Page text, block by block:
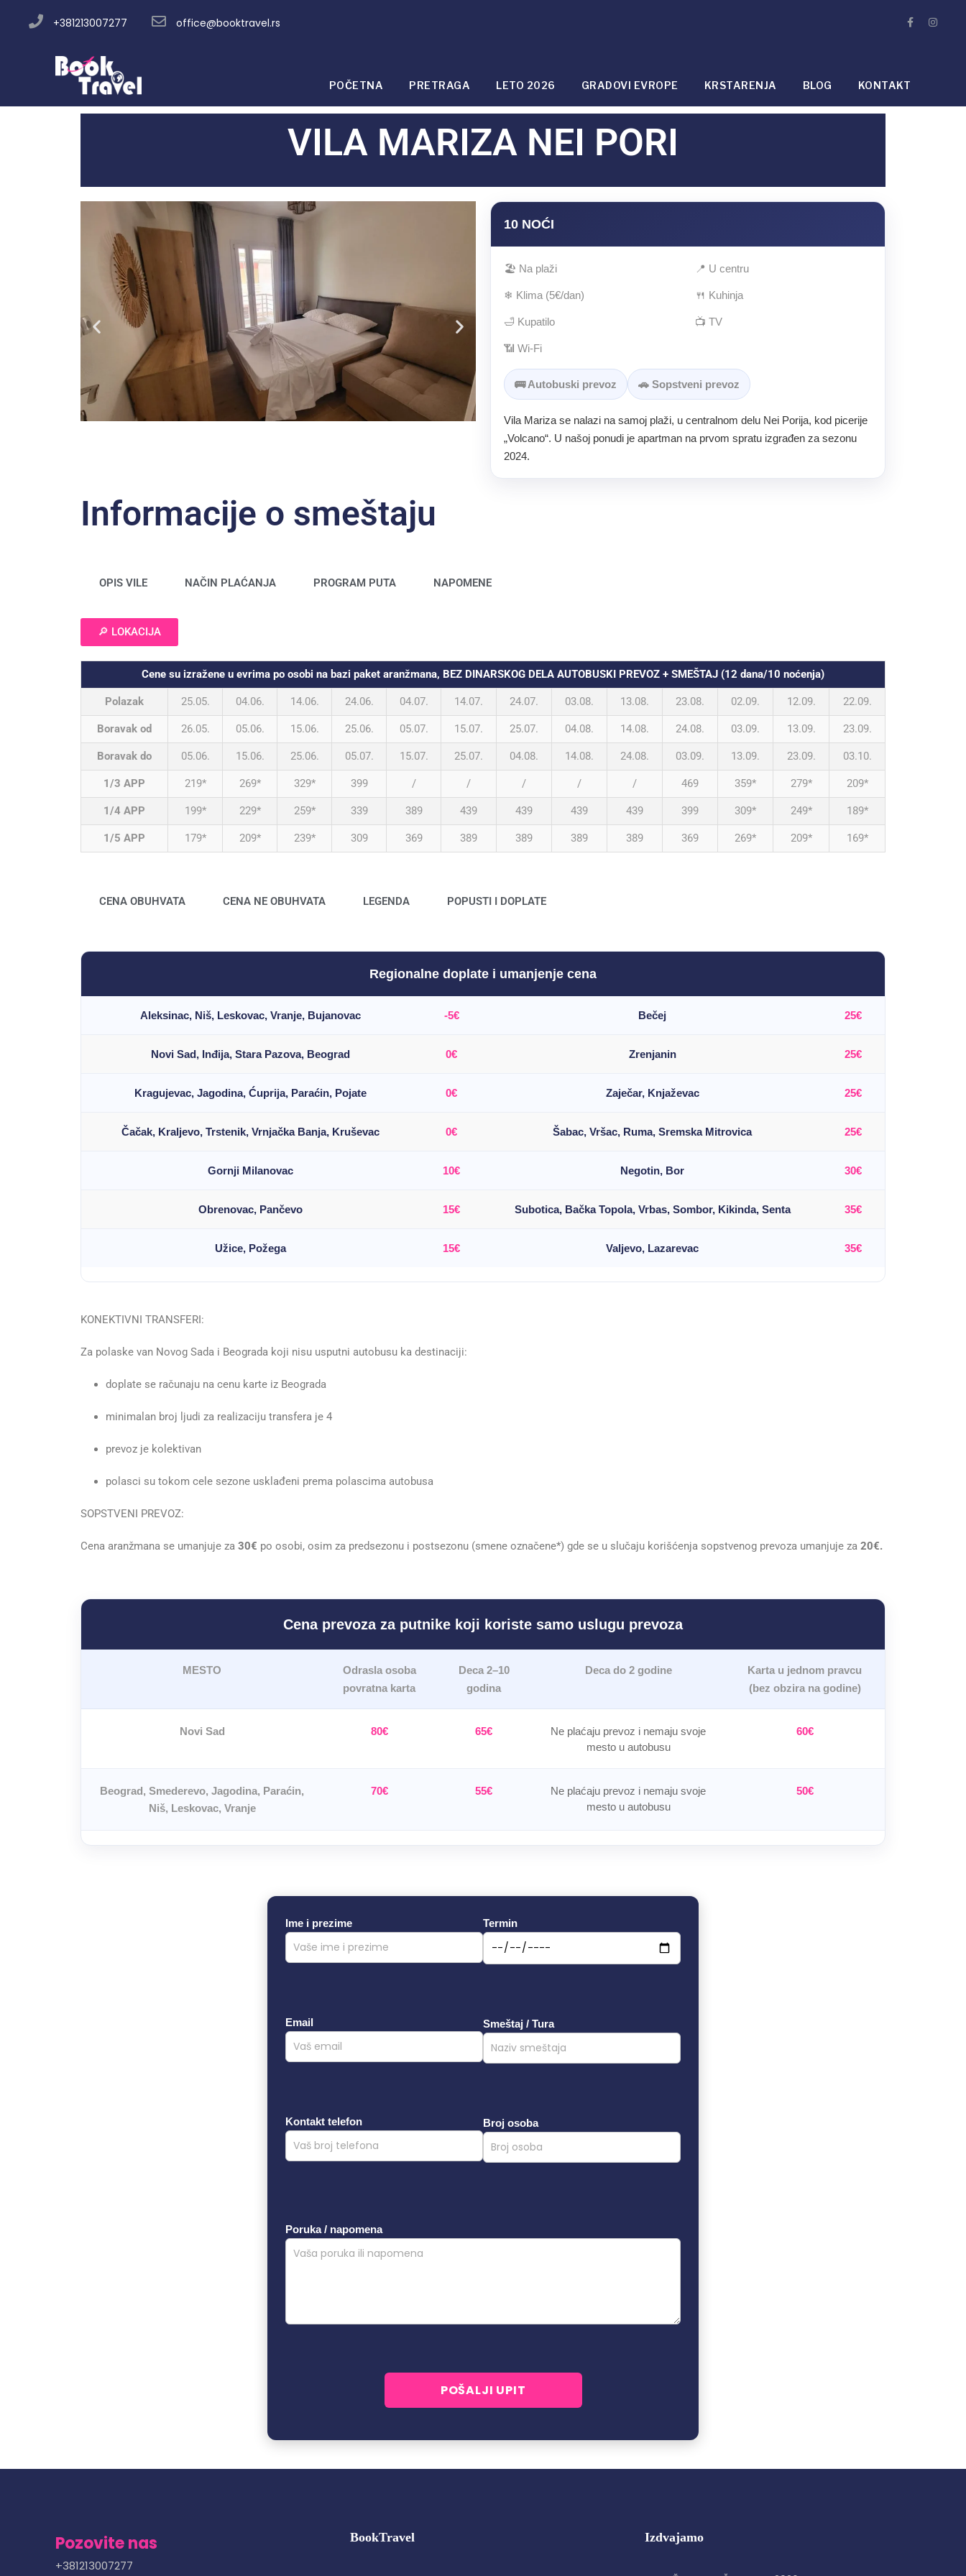
+381213007277 office@booktravel.rs
POČETNA PRETRAGA LETO 2026 GRADOVI EVROPE KRSTARENJA BLOG KONTAKT
VILA MARIZA NEI PORI
10 NOĆI
🏖 Na plaži 📍 U centru
❄ Klima (5€/dan) 🍴 Kuhinja
🛁 Kupatilo 📺 TV
📶 Wi-Fi
🚌 Autobuski prevoz 🚗 Sopstveni prevoz
Vila Mariza se nalazi na samoj plaži, u centralnom delu Nei Porija, kod picerije
„Volcano“. U našoj ponudi je apartman na prvom spratu izgrađen za sezonu
2024.
Informacije o smeštaju
OPIS VILE NAČIN PLAĆANJA PROGRAM PUTA NAPOMENE
🔎 LOKACIJA
Cene su izražene u evrima po osobi na bazi paket aranžmana, BEZ DINARSKOG DELA AUTOBUSKI PREVOZ + SMEŠTAJ (12 dana/10 noćenja)
Polazak 25.05. 04.06. 14.06. 24.06. 04.07. 14.07. 24.07. 03.08. 13.08. 23.08. 02.09. 12.09. 22.09.
Boravak od 26.05. 05.06. 15.06. 25.06. 05.07. 15.07. 25.07. 04.08. 14.08. 24.08. 03.09. 13.09. 23.09.
Boravak do 05.06. 15.06. 25.06. 05.07. 15.07. 25.07. 04.08. 14.08. 24.08. 03.09. 13.09. 23.09. 03.10.
1/3 APP 219* 269* 329* 399 / / / / / 469 359* 279* 209*
1/4 APP 199* 229* 259* 339 389 439 439 439 439 399 309* 249* 189*
1/5 APP 179* 209* 239* 309 369 389 389 389 389 369 269* 209* 169*
CENA OBUHVATA CENA NE OBUHVATA LEGENDA POPUSTI I DOPLATE
Regionalne doplate i umanjenje cena
Aleksinac, Niš, Leskovac, Vranje, Bujanovac -5€ Bečej 25€
Novi Sad, Inđija, Stara Pazova, Beograd 0€ Zrenjanin 25€
Kragujevac, Jagodina, Ćuprija, Paraćin, Pojate 0€ Zaječar, Knjaževac 25€
Čačak, Kraljevo, Trstenik, Vrnjačka Banja, Kruševac 0€ Šabac, Vršac, Ruma, Sremska Mitrovica 25€
Gornji Milanovac 10€ Negotin, Bor 30€
Obrenovac, Pančevo 15€ Subotica, Bačka Topola, Vrbas, Sombor, Kikinda, Senta 35€
Užice, Požega 15€ Valjevo, Lazarevac 35€
KONEKTIVNI TRANSFERI:
Za polaske van Novog Sada i Beograda koji nisu usputni autobusu ka destinaciji:
doplate se računaju na cenu karte iz Beograda
minimalan broj ljudi za realizaciju transfera je 4
prevoz je kolektivan
polasci su tokom cele sezone usklađeni prema polascima autobusa
SOPSTVENI PREVOZ:
Cena aranžmana se umanjuje za 30€ po osobi, osim za predsezonu i postsezonu (smene označene*) gde se u slučaju korišćenja sopstvenog prevoza umanjuje za 20€.
Cena prevoza za putnike koji koriste samo uslugu prevoza
MESTO
Odrasla osoba
povratna karta
Deca 2–10
godina
Deca do 2 godine
Karta u jednom pravcu
(bez obzira na godine)
Novi Sad 80€ 65€
Ne plaćaju prevoz i nemaju svoje
mesto u autobusu
60€
Beograd, Smederevo, Jagodina, Paraćin,
Niš, Leskovac, Vranje
70€ 55€
Ne plaćaju prevoz i nemaju svoje
mesto u autobusu
50€
Ime i prezime
Email
Kontakt telefon
Termin
Smeštaj / Tura
Broj osoba
Poruka / napomena
Pozovite nas
+381213007277
BookTravel Izdvajamo